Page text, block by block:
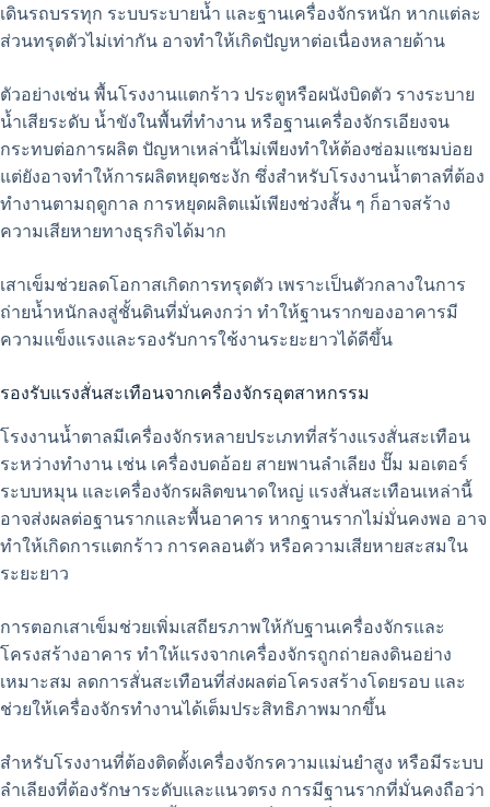
เดินรถบรรทุก ระบบระบายน้ำ และฐานเครื่องจักรหนัก หากแต่ละ
ส่วนทรุดตัวไม่เท่ากัน อาจทำให้เกิดปัญหาต่อเนื่องหลายด้าน
ตัวอย่างเช่น พื้นโรงงานแตกร้าว ประตูหรือผนังบิดตัว รางระบาย
น้ำเสียระดับ น้ำขังในพื้นที่ทำงาน หรือฐานเครื่องจักรเอียงจน
กระทบต่อการผลิต ปัญหาเหล่านี้ไม่เพียงทำให้ต้องซ่อมแซมบ่อย
แต่ยังอาจทำให้การผลิตหยุดชะงัก ซึ่งสำหรับโรงงานน้ำตาลที่ต้อง
ทำงานตามฤดูกาล การหยุดผลิตแม้เพียงช่วงสั้น ๆ ก็อาจสร้าง
ความเสียหายทางธุรกิจได้มาก
เสาเข็มช่วยลดโอกาสเกิดการทรุดตัว เพราะเป็นตัวกลางในการ
ถ่ายน้ำหนักลงสู่ชั้นดินที่มั่นคงกว่า ทำให้ฐานรากของอาคารมี
ความแข็งแรงและรองรับการใช้งานระยะยาวได้ดีขึ้น
รองรับแรงสั่นสะเทือนจากเครื่องจักรอุตสาหกรรม
โรงงานน้ำตาลมีเครื่องจักรหลายประเภทที่สร้างแรงสั่นสะเทือน
ระหว่างทำงาน เช่น เครื่องบดอ้อย สายพานลำเลียง ปั๊ม มอเตอร์
ระบบหมุน และเครื่องจักรผลิตขนาดใหญ่ แรงสั่นสะเทือนเหล่านี้
อาจส่งผลต่อฐานรากและพื้นอาคาร หากฐานรากไม่มั่นคงพอ อาจ
ทำให้เกิดการแตกร้าว การคลอนตัว หรือความเสียหายสะสมใน
ระยะยาว
การตอกเสาเข็มช่วยเพิ่มเสถียรภาพให้กับฐานเครื่องจักรและ
โครงสร้างอาคาร ทำให้แรงจากเครื่องจักรถูกถ่ายลงดินอย่าง
เหมาะสม ลดการสั่นสะเทือนที่ส่งผลต่อโครงสร้างโดยรอบ และ
ช่วยให้เครื่องจักรทำงานได้เต็มประสิทธิภาพมากขึ้น
สำหรับโรงงานที่ต้องติดตั้งเครื่องจักรความแม่นยำสูง หรือมีระบบ
ลำเลียงที่ต้องรักษาระดับและแนวตรง การมีฐานรากที่มั่นคงถือว่า